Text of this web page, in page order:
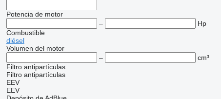
Potencia de motor
–
Hp
Combustible
diésel
Volumen del motor
–
cm³
Filtro antipartículas
Filtro antipartículas
EEV
EEV